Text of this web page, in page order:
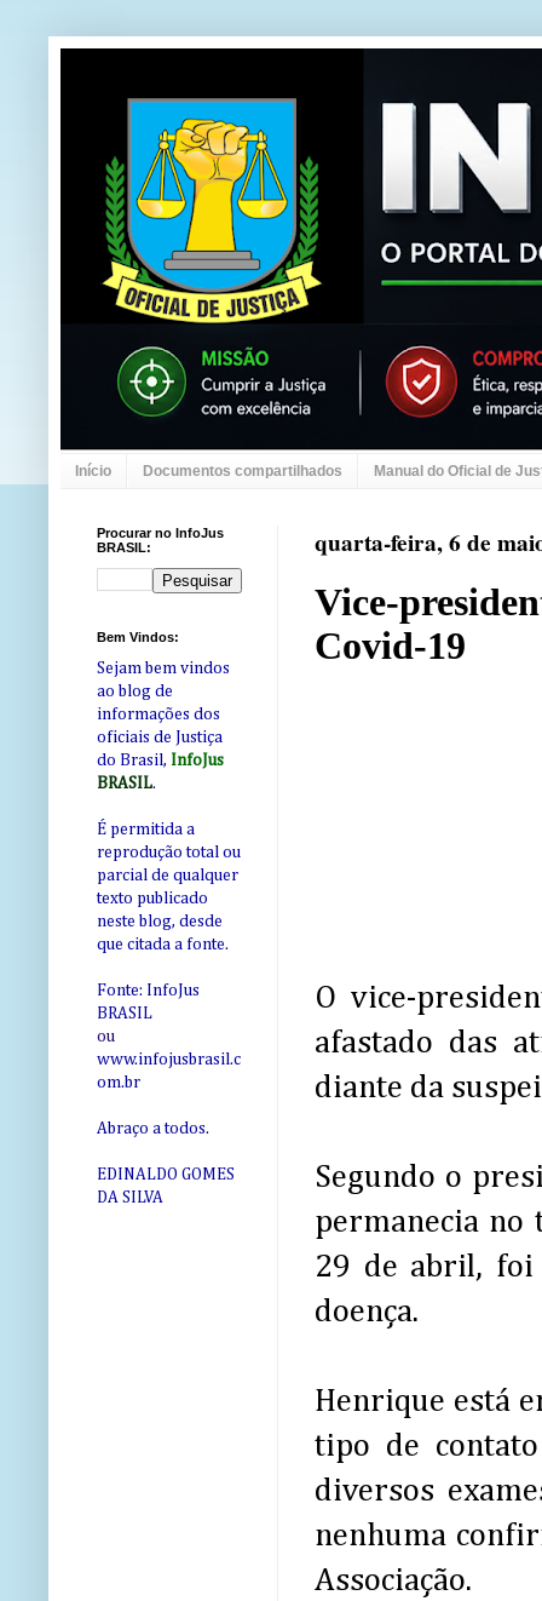
Início Documentos compartilhados Manual do Oficial de
quarta-feira, 6 de
Vice-
Covid-19
O vice-
afastado das
diante da
Segundo o
permanecia no
29 de abril, foi
doença.
Henrique está
tipo de
diversos
nenhuma
Associação.
Procurar no InfoJus
BRASIL:
Bem Vindos:
Sejam bem vindos
ao blog de
informações dos
oficiais de Justiça
do Brasil, InfoJus
BRASIL.
É permitida a
reprodução total ou
parcial de qualquer
texto publicado
neste blog, desde
que citada a fonte.
Fonte: InfoJus
BRASIL
ou
www.infojusbrasil.c
om.br
Abraço a todos.
EDINALDO GOMES
DA SILVA